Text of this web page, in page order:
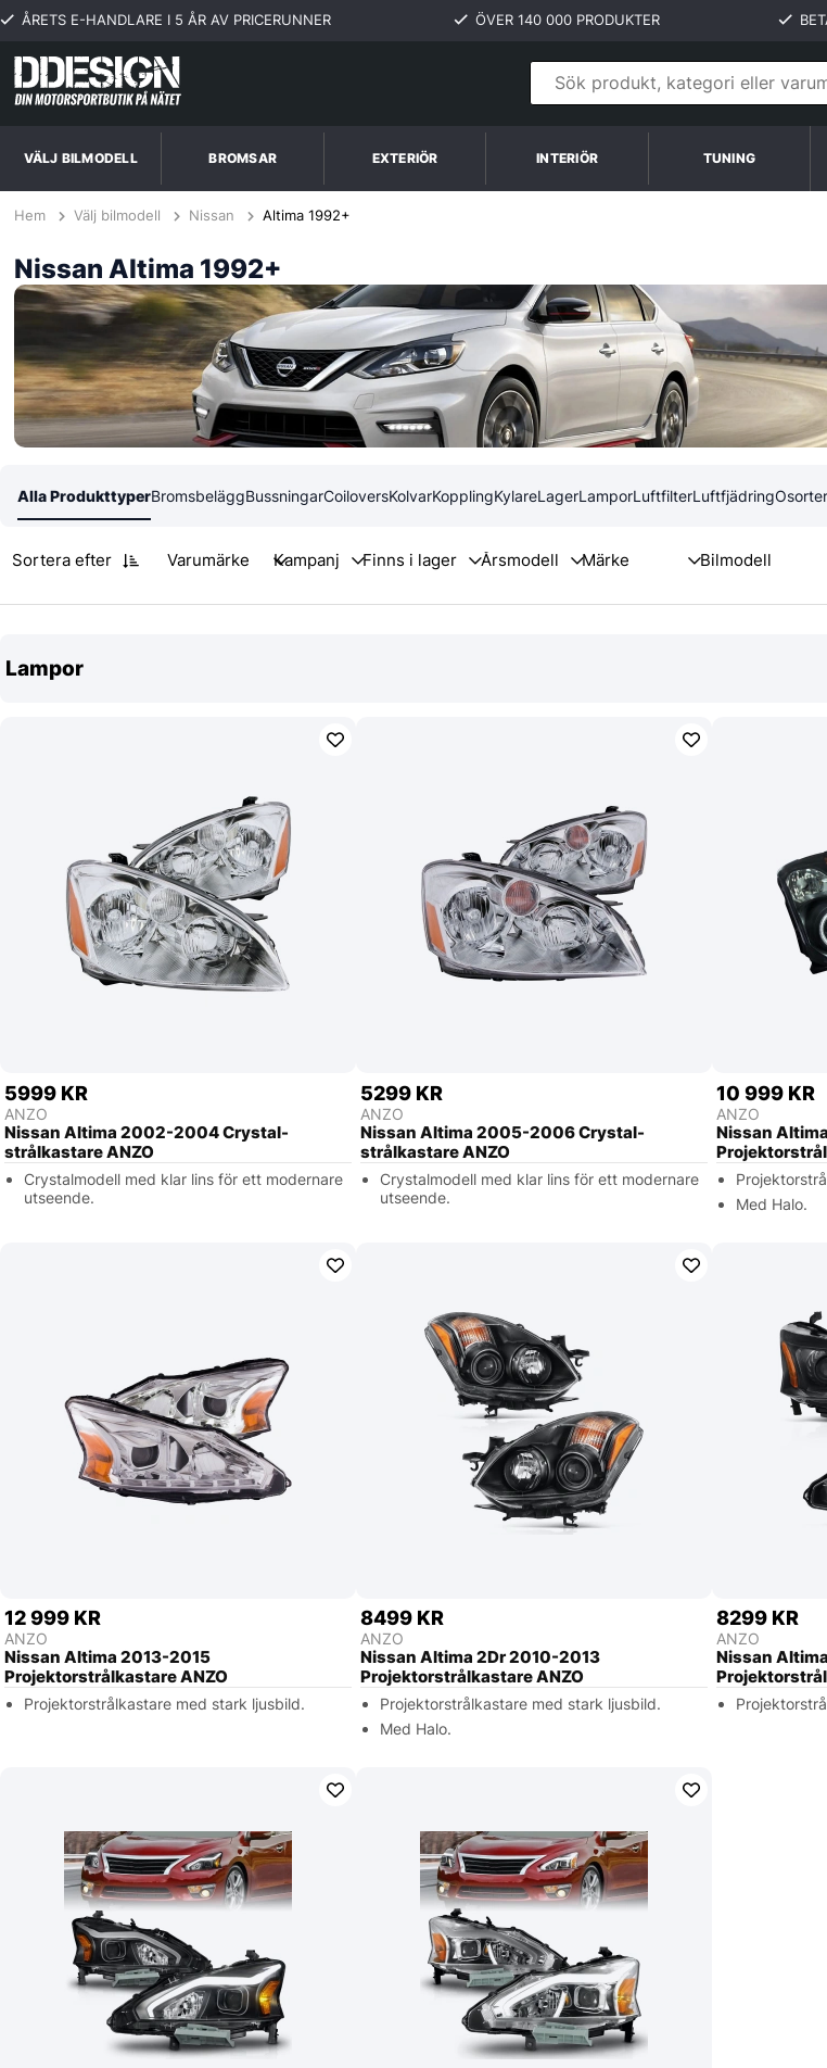
ÅRETS E-HANDLARE I 5 ÅR AV PRICERUNNER ÖVER 140 000 PRODUKTER
VÄLJ BILMODELL BROMSAR EXTERIÖR INTERIÖR TUNING
Hem Välj bilmodell Nissan Altima 1992+
Nissan Altima 1992+
Alla ProdukttyperBromsbeläggBussningarCoiloversKolvarKopplingKylareLagerLamporLuftfilterLuftfjädring
Sortera efter Varumärke
Lampor
5999 KR
ANZO
Nissan Altima 2002-2004 Crystal-
strålkastare ANZO
Crystalmodell med klar lins för ett modernare
utseende.
5299 KR
ANZO
Nissan Altima 2005-2006 Crystal-
strålkastare ANZO
Crystalmodell med klar lins för ett modernare
utseende.
10 999 KR
ANZO
Nissan
Med Halo.
12 999 KR
ANZO
Nissan Altima 2013-2015
Projektorstrålkastare ANZO
Projektorstrålkastare med stark ljusbild.
8499 KR
ANZO
Nissan Altima 2Dr 2010-2013
Projektorstrålkastare ANZO
Projektorstrålkastare med stark ljusbild.
Med Halo.
8299 KR
ANZO
Nissan